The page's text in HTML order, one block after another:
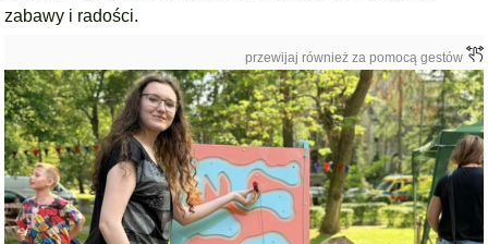
zabawy i radości.
przewijaj również za pomocą gestów